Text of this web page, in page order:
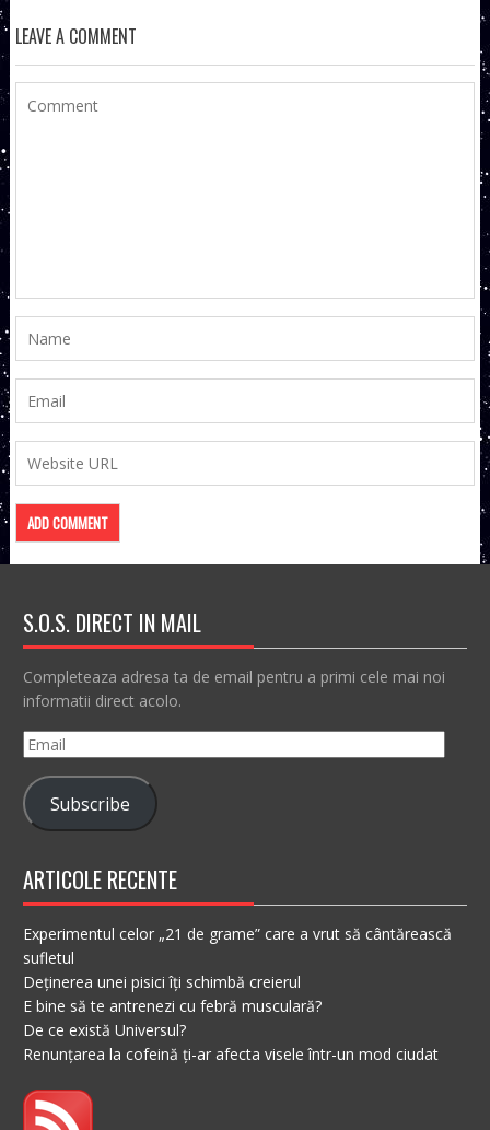
LEAVE A COMMENT
S.O.S. DIRECT IN MAIL
Completeaza adresa ta de email pentru a primi cele mai noi
informatii direct acolo.
Email
Subscribe
ARTICOLE RECENTE
Experimentul celor „21 de grame” care a vrut să cântărească
sufletul
Deținerea unei pisici îți schimbă creierul
E bine să te antrenezi cu febră musculară?
De ce există Universul?
Renunțarea la cofeină ți-ar afecta visele într-un mod ciudat